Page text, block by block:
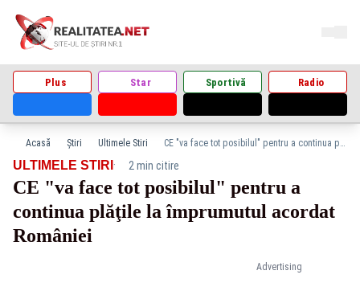
Plus Star Sportivă Radio
Acasă Știri Ultimele Stiri CE "va face tot posibilul" pentru a continua plăţile la împrumutul acordat României
Advertising
ULTIMELE STIRI · 2 min citire
CE "va face tot posibilul" pentru a
continua plăţile la împrumutul acordat
României